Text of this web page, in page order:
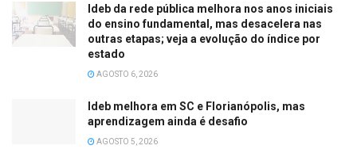
Ideb da rede pública melhora nos anos iniciais
do ensino fundamental, mas desacelera nas
outras etapas; veja a evolução do índice por
estado
AGOSTO 6, 2026
Ideb melhora em SC e Florianópolis, mas
aprendizagem ainda é desafio
AGOSTO 5, 2026